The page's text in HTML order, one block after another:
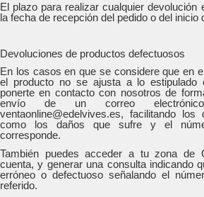
El plazo para realizar cualquier
la fecha de recepción del pedido o del inicio
Devoluciones de productos defectuosos
En los casos en que se considere que en
el producto no se ajusta a lo estipulado
ponerte en contacto con nosotros de
envío de un correo
ventaonline@edelvives.es, facilitando
como los daños que sufre y el
corresponde.
También puedes acceder a tu zona de
cuenta, y generar una consulta indicando
erróneo o defectuoso señalando el
referido.